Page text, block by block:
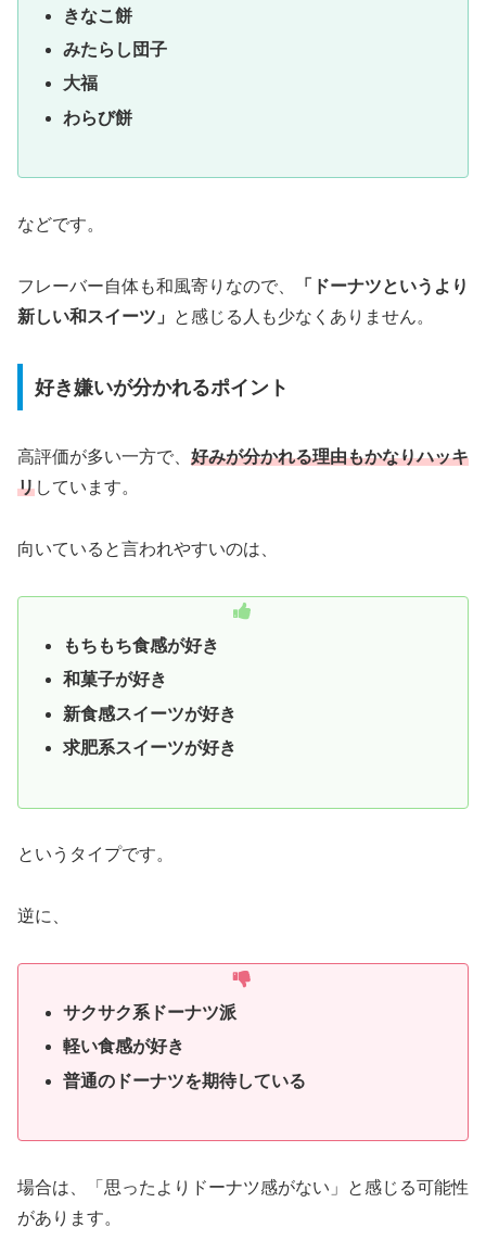
きなこ餅
みたらし団子
大福
わらび餅
などです。
フレーバー自体も和風寄りなので、
「ドーナツというより
新しい和スイーツ」
と感じる人も少なくありません。
好き嫌いが分かれるポイント
高評価が多い一方で、 好みが分かれる理由もかなりハッキ
リしています。
向いていると言われやすいのは、
もちもち食感が好き
和菓子が好き
新食感スイーツが好き
求肥系スイーツが好き
というタイプです。
逆に、
サクサク系ドーナツ派
軽い食感が好き
普通のドーナツを期待している
場合は、「思ったよりドーナツ感がない」と感じる可能性
があります。